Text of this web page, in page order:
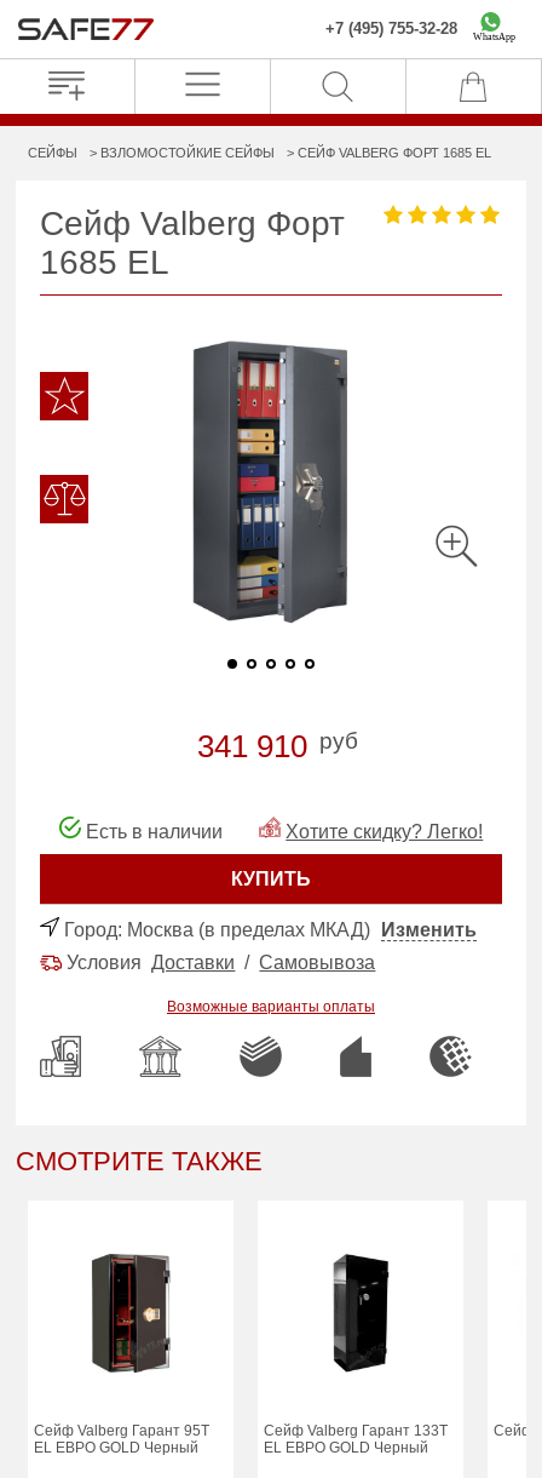
+7 (495) 755-32-28 WhatsApp
СЕЙФЫ ВЗЛОМОСТОЙКИЕ СЕЙФЫ СЕЙФ VALBERG ФОРТ 1685 EL
Сейф Valberg Форт
1685 EL
341 910 руб
Есть в наличии Хотите скидку? Легко!
КУПИТЬ
Город: Москва (в пределах МКАД)
Изменить
УсловияДоставки /Самовывоза
Возможные варианты оплаты
СМОТРИТЕ ТАКЖЕ
Сейф Valberg Гарант 95T
EL ЕВРО GOLD Черный
Сейф Valberg Гарант 133T
EL ЕВРО GOLD Черный
Сейф